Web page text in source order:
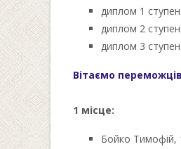
диплом 1
диплом 2
диплом 3
Вітаємо переможців
1 місце:
Бойко Тимофій,